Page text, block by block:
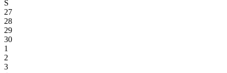
S
27
28
29
30
1
2
3